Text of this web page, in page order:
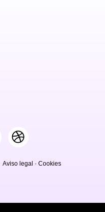
Aviso legal · Cookies